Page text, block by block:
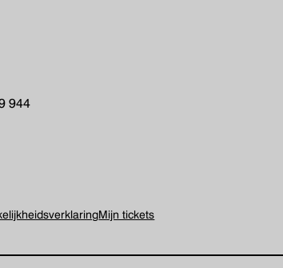
944
Mijn tickets